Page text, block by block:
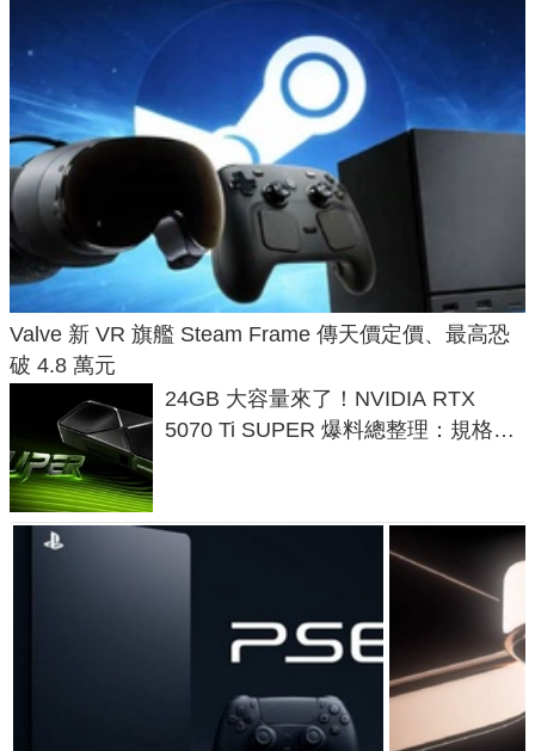
Valve 新 VR 旗艦 Steam Frame 傳天價定價、最高恐
破 4.8 萬元
24GB 大容量來了！NVIDIA RTX
5070 Ti SUPER 爆料總整理：規格、